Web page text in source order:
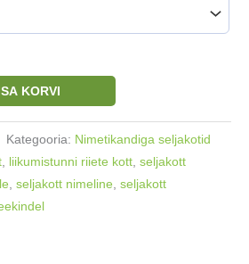
KORVI
Kategooria: Nimetikandiga seljakotid
liikumistunni riiete kott seljakott
seljakott nimeline seljakott